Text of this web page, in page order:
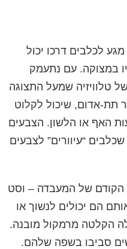
לכלבים דרכו יכול
במצוקה. עם נתעמק
טלוויזיה שמעל התצוגה
תת-אדום, שיכול לקלוט
האף או הלשון. הצבעים
“עיוורים” לצבעים
של המעבדה – וסט
הם יכולים לנשוך או
הקלטה מרמקול מובנה.
סביבו בשפה שלהם.